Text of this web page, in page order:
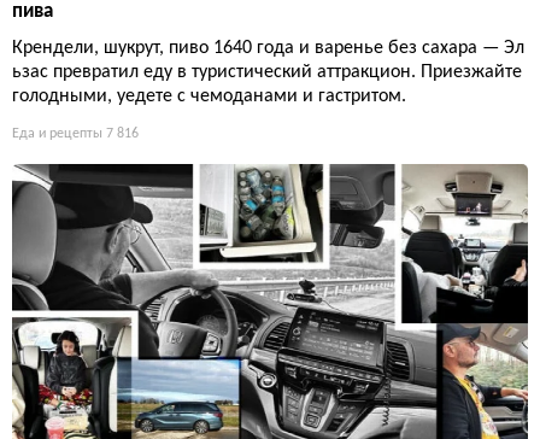
пива
Крендели, шукрут, пиво 1640 года и варенье без сахара — Эл
ьзас превратил еду в туристический аттракцион. Приезжайте
голодными, уедете с чемоданами и гастритом.
Еда и рецепты 7 816